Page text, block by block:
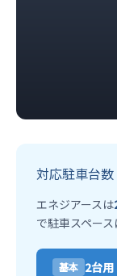
対応駐車台数
エネジアースは
で駐車スペー
基本 2台用